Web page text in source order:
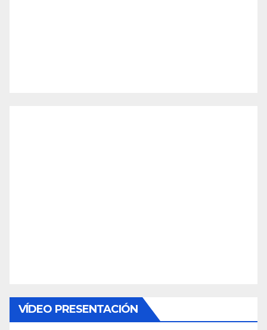
VÍDEO PRESENTACIÓN